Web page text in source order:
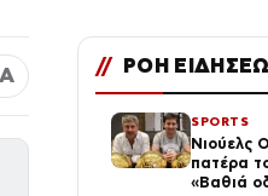
Α // ΡΟΗ
SPORTS
Νιούελς
πατέρα
«Βαθιά